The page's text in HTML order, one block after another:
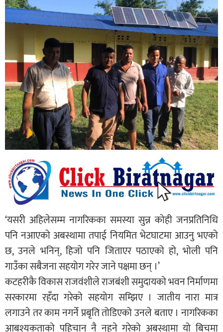
‘यसरी अहिलेसम्म नागरिकका समस्या सुन्न कोही जनप्रतिनिधि
पनि नआएको अबस्थामा तपाई नियमित भेटघाटमा आउनु भएको
छ, उनले भनिन्, हिजो पनि जिताएर पठाएको हो, भोली पनि
गाउँका सबैजना सहयोग गरेर जाने पक्षमा छन् ।’
कटहरीकै विकास राजवंशीले राजबंशी समुदायको भवन निर्माणमा
सरकारमा रहँदा गरेको सहयोग सम्झिए । जातीय नारा मात्र
लगाउने तर काम नगर्ने प्रबृति तोडिएको उनले बताए । नागरिकका
आबश्यकताको पहिचान नै नहुने गरेको अबस्थामा यो बिचमा